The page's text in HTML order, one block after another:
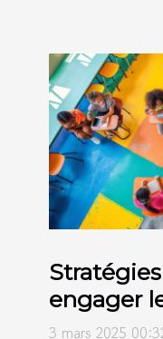
engager
classe
3 mars 2025